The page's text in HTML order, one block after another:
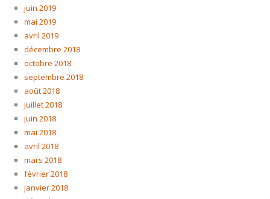
juin 2019
mai 2019
avril 2019
décembre 2018
octobre 2018
septembre 2018
août 2018
juillet 2018
juin 2018
mai 2018
avril 2018
mars 2018
février 2018
janvier 2018